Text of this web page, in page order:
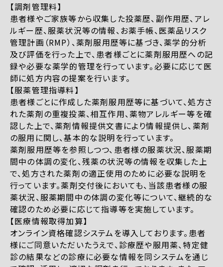
【調剤管理料】
患者様やご家族等から収集した投薬歴、副作用歴、アレ
ルギー歴、服薬状況等の情報、お薬手帳、医薬品リスク
管理計画（RMP）、薬剤服用歴等に基づき、薬学的分析
及び評価を行った上で、患者様ごとに薬剤服用歴への記
録や必要な薬学的管理を行っています。必要に応じて医
師に処方内容の提案を行います。
【服薬管理指導料】
患者様ごとに作成した薬剤服用歴等に基づいて、処方さ
れた薬剤の重複投薬、相互作用、薬物アレルギー等を確
認した上で、薬剤情報提供文書により情報提供し、薬剤
の服用に関し、基本的な説明を行っています。
薬剤服用歴等を参照しつつ、患者様の服薬状況、服薬期
間中の体調の変化、残薬の状況等の情報を収集した上
で、処方された薬剤の適正使用のために必要な説明を
行っています。薬剤交付後においても、当該患者様の服
薬状況、服薬期間中の体調の変化等について、継続的な
確認のため必要に応じて指導等を実施しています。
【医療情報取得加算】
オンライン資格確認システムを導入しております。患者
様にご同意いただいたうえで、診療歴や服用薬、特定健
診の結果などの診療に必要な情報を同システムを通じ